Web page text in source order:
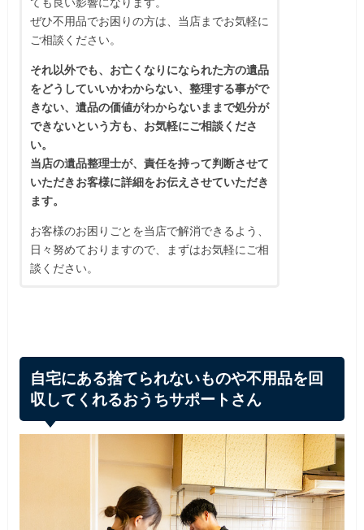
ぜひ不用品でお困りの方は、当店までお気軽に
ご相談ください。
それ以外でも、お亡くなりになられた方の遺品
をどうしていいかわからない、整理する事がで
きない、遺品の価値がわからないままで処分が
できないという方も、お気軽にご相談くださ
い。
当店の遺品整理士が、責任を持って判断させて
いただきお客様に詳細をお伝えさせていただき
ます。
お客様のお困りごとを当店で解消できるよう、
日々努めておりますので、まずはお気軽にご相
談ください。
自宅にある捨てられないものや不用品を回
収してくれるおうちサポートさん